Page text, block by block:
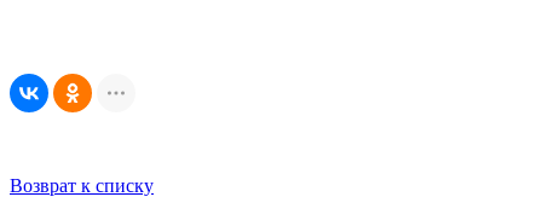
Возврат к списку